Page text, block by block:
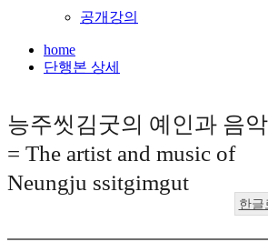
공개강의
home
단행본 상세
능주씻김굿의 예인과 음악
= The artist and music of
Neungju ssitgimgut
한글